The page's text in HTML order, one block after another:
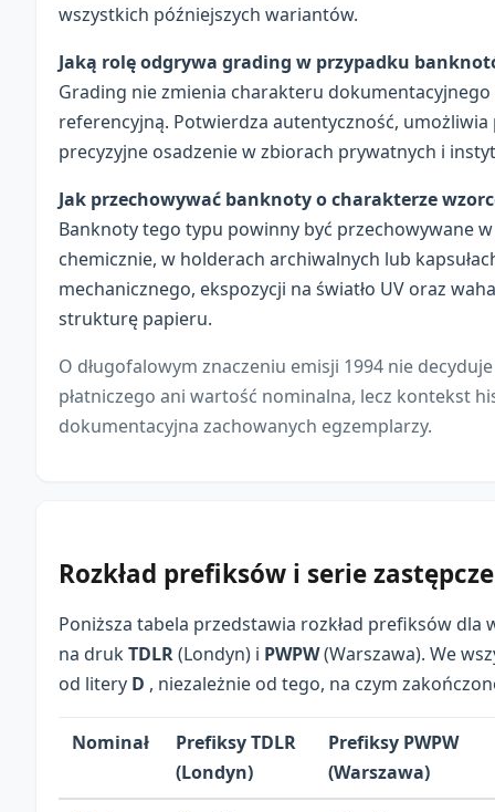
wszystkich późniejszych wariantów.
Jaką rolę odgrywa grading w przypadku
Grading nie zmienia charakteru
referencyjną. Potwierdza autentyczność,
precyzyjne osadzenie w zbiorach prywatnych i
Jak przechowywać banknoty o charakterze
Banknoty tego typu powinny być przechowywane
chemicznie, w holderach archiwalnych lub
mechanicznego, ekspozycji na światło UV oraz
strukturę papieru.
O długofalowym znaczeniu emisji 1994 nie
płatniczego ani wartość nominalna, lecz kontekst
dokumentacyjna zachowanych egzemplarzy.
Rozkład prefiksów i serie zastępcze
Poniższa tabela przedstawia rozkład prefiksów dla
na drukTDLR(Londyn) i PWPW(Warszawa). We
od litery D , niezależnie od tego, na czym
Nominał
Prefiksy TDLR
(Londyn)
Prefiksy PWPW
(Warszawa)